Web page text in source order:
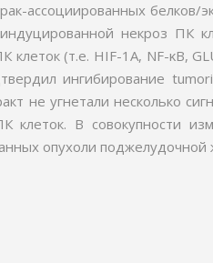
ассоциированных белков/
некроз ПК
клеток (т.е. HIF-1A, NF-κB,
ингибирование
не угнетали несколько
клеток. В совокупности
опухоли поджелудочной